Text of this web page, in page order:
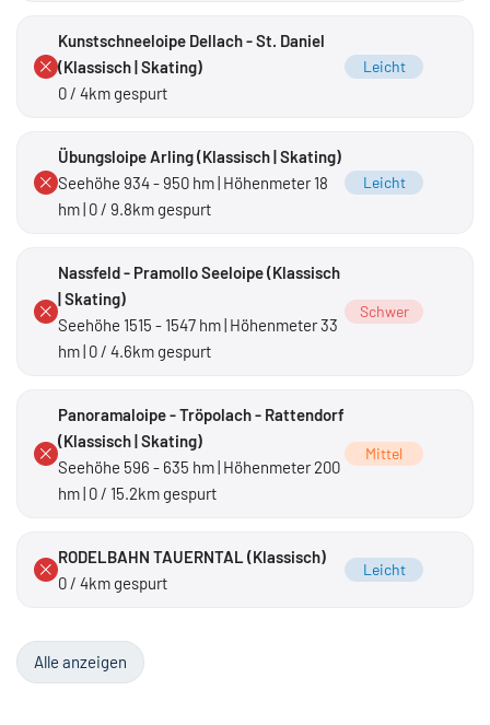
Kunstschneeloipe Dellach - St. Daniel
(Klassisch | Skating)
0 / 4km gespurt
Leicht
Übungsloipe Arling (Klassisch | Skating)
Seehöhe 934 - 950 hm | Höhenmeter 18
hm | 0 / 9.8km gespurt
Leicht
Nassfeld - Pramollo Seeloipe (Klassisch
| Skating)
Seehöhe 1515 - 1547 hm | Höhenmeter 33
hm | 0 / 4.6km gespurt
Schwer
Panoramaloipe - Tröpolach - Rattendorf
(Klassisch | Skating)
Seehöhe 596 - 635 hm | Höhenmeter 200
hm | 0 / 15.2km gespurt
Mittel
RODELBAHN TAUERNTAL (Klassisch)
0 / 4km gespurt
Leicht
Alle anzeigen